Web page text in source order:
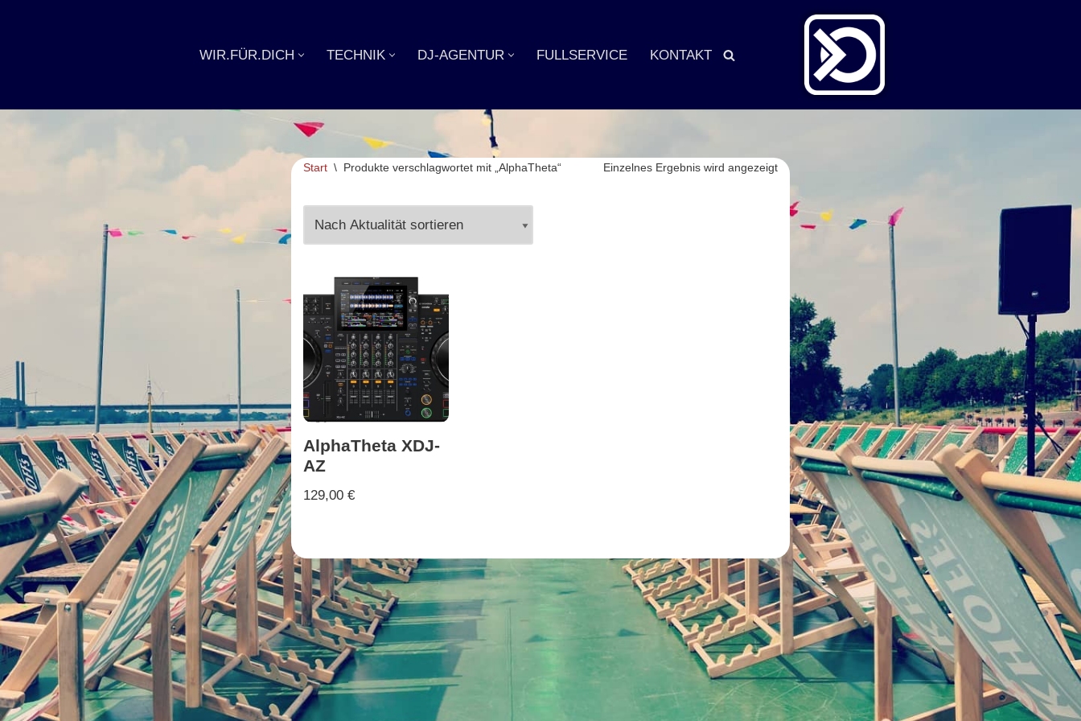
WIR.FÜR.DICH TECHNIK DJ-AGENTUR FULLSERVICE KONTAKT
Start \ Produkte verschlagwortet mit „AlphaTheta“ Einzelnes Ergebnis wird angezeigt
AlphaTheta XDJ-
AZ
129,00 €